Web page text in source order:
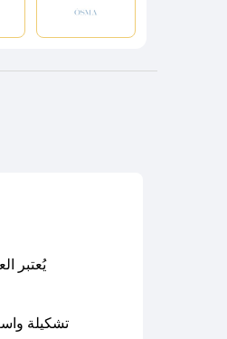
تشكيلة